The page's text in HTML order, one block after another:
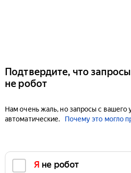
Подтвердите, что
не робот
Нам очень жаль, но запросы с вашего
автоматические.
Почему это могло
Я не робот